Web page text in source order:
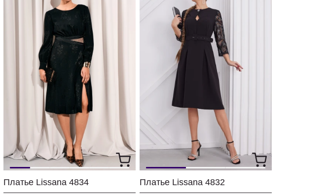
Платье Lissana 4834 Платье Lissana 4832